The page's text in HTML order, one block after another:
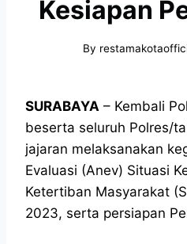
Kesiapan
By
SURABAYA – Kembali
beserta seluruh Polres/
jajaran melaksanakan
Evaluasi (Anev) Situasi
Ketertiban Masyarakat
2023, serta persiapan